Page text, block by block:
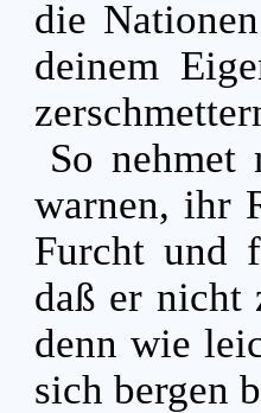
die
deinem
So nehmet
warnen, ihr
Furcht und
daß er nicht
denn wie
sich bergen